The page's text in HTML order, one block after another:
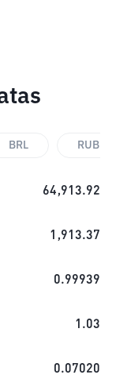
BRL RUB
64,913.92
1,913.37
0.99939
1.03
0.07020